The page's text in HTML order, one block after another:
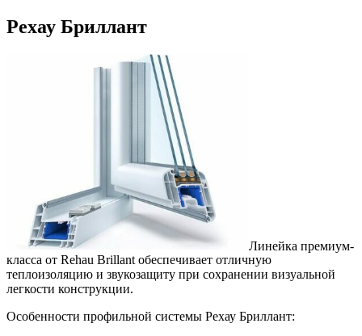
Рехау Бриллант
Линейка премиум-
класса от Rehau Brillant обеспечивает отличную
теплоизоляцию и звукозащиту при сохранении визуальной
легкости конструкции.
Особенности профильной системы Рехау Бриллант: